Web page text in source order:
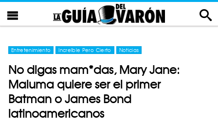
Entretenimiento Increíble Pero Cierto Noticias
No digas mam*das, Mary Jane:
Maluma quiere ser el primer
Batman o James Bond
latinoamericanos